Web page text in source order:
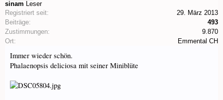
sinam Leser
Registriert seit:
29. März 2013
Beiträge:
493
Zustimmungen:
9.870
Ort:
Emmental CH
Immer wieder schön.
Phalaenopsis deliciosa mit seiner Miniblüte